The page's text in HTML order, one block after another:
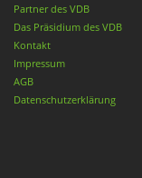
Partner des VDB
Das Präsidium des VDB
Kontakt
Impressum
AGB
Datenschutzerklärung